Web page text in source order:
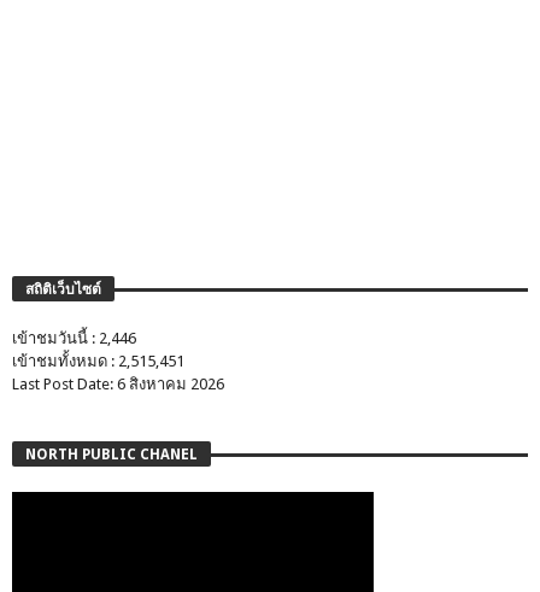
สถิติเว็บไซต์
เข้าชมวันนี้ : 2,446
เข้าชมทั้งหมด : 2,515,451
Last Post Date: 6 สิงหาคม 2026
NORTH PUBLIC CHANEL